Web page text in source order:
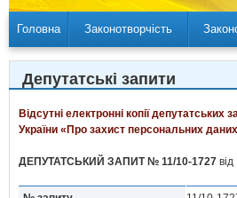
Головна Законотворчість
Депутатські запити
Відсутні електронні копії
України «Про захист персональних
ДЕПУТАТСЬКИЙ ЗАПИТ № 11/10-1727